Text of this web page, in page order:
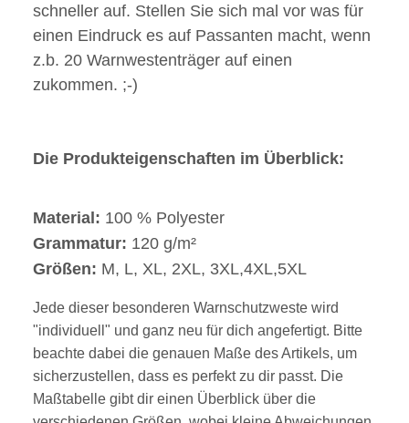
schneller auf. Stellen Sie sich mal vor was für
einen Eindruck es auf Passanten macht, wenn
z.b. 20 Warnwestenträger auf einen
zukommen. ;-)
Die Produkteigenschaften im Überblick:
Material: 100 % Polyester
Grammatur: 120 g/m²
Größen: M, L, XL, 2XL, 3XL,4XL,5XL
Jede dieser besonderen Warnschutzweste wird
"individuell" und ganz neu für dich angefertigt. Bitte
beachte dabei die genauen Maße des Artikels, um
sicherzustellen, dass es perfekt zu dir passt. Die
Maßtabelle gibt dir einen Überblick über die